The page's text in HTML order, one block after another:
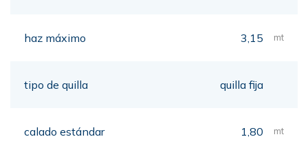
haz máximo 3,15 mt
tipo de quilla quilla fija
calado estándar 1,80 mt